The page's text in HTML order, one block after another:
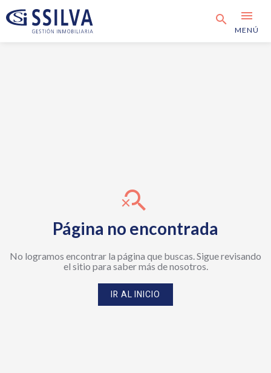
search menu
MENÚ
search_off
Página no encontrada
No logramos encontrar la página que buscas. Sigue revisando
el sitio para saber más de nosotros.
IR AL INICIO